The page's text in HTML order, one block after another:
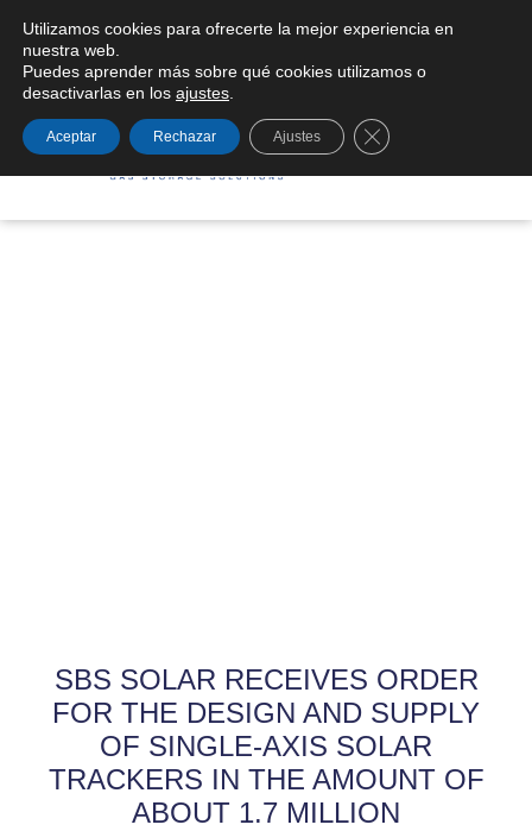
SBS SOLAR RECEIVES ORDER
FOR THE DESIGN AND SUPPLY
OF SINGLE-AXIS SOLAR
TRACKERS IN THE AMOUNT OF
ABOUT 1.7 MILLION
Utilizamos cookies para ofrecerte la mejor experiencia en
nuestra web.
Puedes aprender más sobre qué cookies utilizamos o
desactivarlas en los ajustes
Aceptar Rechazar Ajustes Cerrar el banner de